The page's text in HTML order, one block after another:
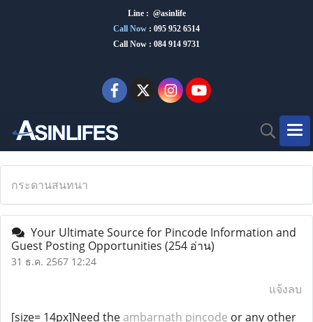
Line : @asinlife
Call Now : 095 952 6514
Call Now : 084 914 9731
กระดานสนทนา
Your Ultimate Source for Pincode Information and
Guest Posting Opportunities (254 อ่าน)
31 ธ.ค. 2567 12:24
แจ้งลบ
[size= 14px]Need the ambarnath pincode or any other